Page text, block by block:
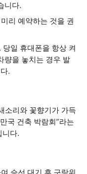
니다.
리 예약하는 것을 권
일 휴대폰을 항상 켜
량을 놓치는 경우 발
.
소리와 꽃향기가 가득
국 건축 박람회”라는
니다.